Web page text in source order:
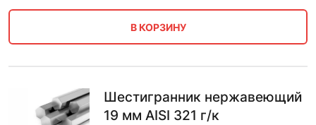
В КОРЗИНУ
Шестигранник нержавеющий
19 мм AISI 321 г/к